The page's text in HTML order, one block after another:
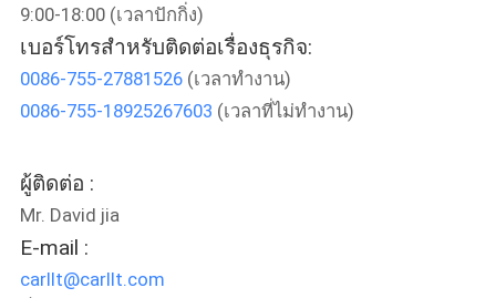
ทัวร์
โรงงาน
ควบคุม
คุณภาพ
9:00-18:00 (เวลาปักกิ่ง)
เบอร์โทรสำหรับติดต่อเรื่องธุรกิจ:
0086-755-27881526(เวลาทำงาน)
0086-755-18925267603 (เวลาที่ไม่ทำงาน)
ผู้ติดต่อ :
Mr. David jia
E-mail :
carllt@carllt.com